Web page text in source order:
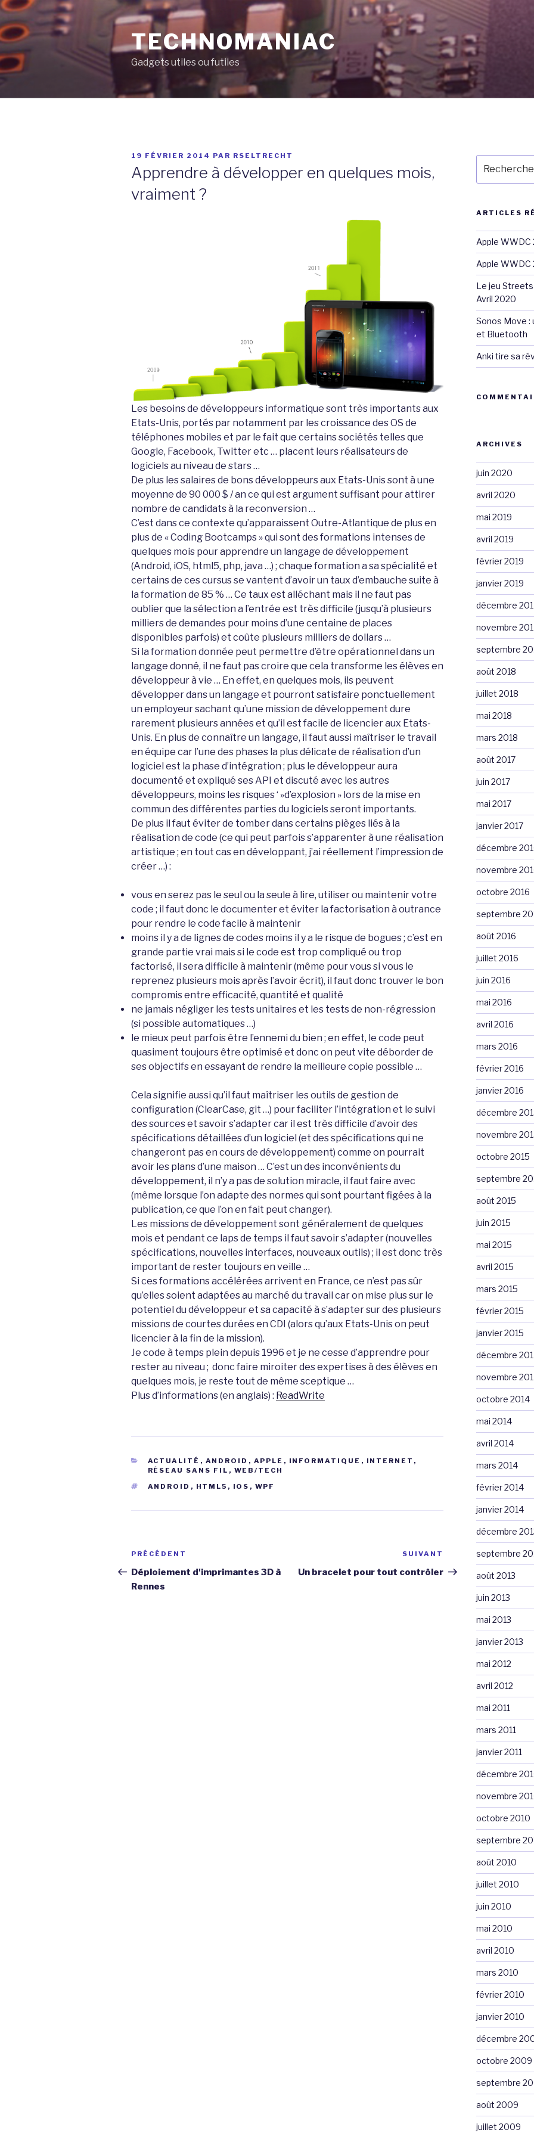
Aller
au
contenu
principal
TECHNOMANIAC
Gadgets utiles ou futiles
PUBLIÉ
19 FÉVRIER 2014 PAR RSELTRECHT
Apprendre à développer en quelques mois,
vraiment ?
Les besoins de développeurs informatique sont très importants aux
Etats-Unis, portés par notamment par les croissance des OS de
téléphones mobiles et par le fait que certains sociétés telles que
Google, Facebook, Twitter etc … placent leurs réalisateurs de
logiciels au niveau de stars …
De plus les salaires de bons développeurs aux Etats-Unis sont à une
moyenne de 90 000 $ / an ce qui est argument suffisant pour attirer
nombre de candidats à la reconversion …
C’est dans ce contexte qu’apparaissent Outre-Atlantique de plus en
plus de « Coding Bootcamps » qui sont des formations intenses de
quelques mois pour apprendre un langage de développement
(Android, iOS, html5, php, java …) ; chaque formation a sa spécialité et
certains de ces cursus se vantent d’avoir un taux d’embauche suite à
la formation de 85 % … Ce taux est alléchant mais il ne faut pas
oublier que la sélection a l’entrée est très difficile (jusqu’à plusieurs
milliers de demandes pour moins d’une centaine de places
disponibles parfois) et coûte plusieurs milliers de dollars …
Si la formation donnée peut permettre d’être opérationnel dans un
langage donné, il ne faut pas croire que cela transforme les élèves en
développeur à vie … En effet, en quelques mois, ils peuvent
développer dans un langage et pourront satisfaire ponctuellement
un employeur sachant qu’une mission de développement dure
rarement plusieurs années et qu’il est facile de licencier aux Etats-
Unis. En plus de connaître un langage, il faut aussi maîtriser le travail
en équipe car l’une des phases la plus délicate de réalisation d’un
logiciel est la phase d’intégration ; plus le développeur aura
documenté et expliqué ses API et discuté avec les autres
développeurs, moins les risques ‘ »d’explosion » lors de la mise en
commun des différentes parties du logiciels seront importants.
De plus il faut éviter de tomber dans certains pièges liés à la
réalisation de code (ce qui peut parfois s’apparenter à une réalisation
artistique ; en tout cas en développant, j’ai réellement l’impression de
créer …) :
vous en serez pas le seul ou la seule à lire, utiliser ou maintenir votre
code ; il faut donc le documenter et éviter la factorisation à outrance
pour rendre le code facile à maintenir
moins il y a de lignes de codes moins il y a le risque de bogues ; c’est en
grande partie vrai mais si le code est trop compliqué ou trop
factorisé, il sera difficile à maintenir (même pour vous si vous le
reprenez plusieurs mois après l’avoir écrit), il faut donc trouver le bon
compromis entre efficacité, quantité et qualité
ne jamais négliger les tests unitaires et les tests de non-régression
(si possible automatiques …)
le mieux peut parfois être l’ennemi du bien ; en effet, le code peut
quasiment toujours être optimisé et donc on peut vite déborder de
ses objectifs en essayant de rendre la meilleure copie possible …
Cela signifie aussi qu’il faut maîtriser les outils de gestion de
configuration (ClearCase, git …) pour faciliter l’intégration et le suivi
des sources et savoir s’adapter car il est très difficile d’avoir des
spécifications détaillées d’un logiciel (et des spécifications qui ne
changeront pas en cours de développement) comme on pourrait
avoir les plans d’une maison … C’est un des inconvénients du
développement, il n’y a pas de solution miracle, il faut faire avec
(même lorsque l’on adapte des normes qui sont pourtant figées à la
publication, ce que l’on en fait peut changer).
Les missions de développement sont généralement de quelques
mois et pendant ce laps de temps il faut savoir s’adapter (nouvelles
spécifications, nouvelles interfaces, nouveaux outils) ; il est donc très
important de rester toujours en veille …
Si ces formations accélérées arrivent en France, ce n’est pas sûr
qu’elles soient adaptées au marché du travail car on mise plus sur le
potentiel du développeur et sa capacité à s’adapter sur des plusieurs
missions de courtes durées en CDI (alors qu’aux Etats-Unis on peut
licencier à la fin de la mission).
Je code à temps plein depuis 1996 et je ne cesse d’apprendre pour
rester au niveau ; donc faire miroiter des expertises à des élèves en
quelques mois, je reste tout de même sceptique …
Plus d’informations (en anglais) : ReadWrite
CATÉGORIES
ACTUALITÉ , ANDROID , APPLE , INFORMATIQUE , INTERNET ,
RÉSEAU SANS FIL , WEB/TECH
ÉTIQUETTES
ANDROID , HTML5 , IOS , WPF
Navigation
de
l’article
Article
précédent
PRÉCÉDENT
Déploiement d'imprimantes 3D à
Rennes
Article
suivant
SUIVANT
Un bracelet pour tout contrôler
pour
:
ARTICLES
Apple WWDC
Apple WWDC
Le jeu
Avril 2020
Sonos Move :
et Bluetooth
Anki tire sa
ARCHIVES
juin 2020
avril 2020
mai 2019
avril 2019
février 2019
janvier 2019
décembre
novembre
septembre
août 2018
juillet 2018
mai 2018
mars 2018
août 2017
juin 2017
mai 2017
janvier 2017
décembre
novembre
octobre 2016
septembre
août 2016
juillet 2016
juin 2016
mai 2016
avril 2016
mars 2016
février 2016
janvier 2016
décembre
novembre
octobre 2015
septembre
août 2015
juin 2015
mai 2015
avril 2015
mars 2015
février 2015
janvier 2015
décembre
novembre
octobre 2014
mai 2014
avril 2014
mars 2014
février 2014
janvier 2014
décembre
septembre
août 2013
juin 2013
mai 2013
janvier 2013
mai 2012
avril 2012
mai 2011
mars 2011
janvier 2011
décembre
novembre
octobre 2010
septembre
août 2010
juillet 2010
juin 2010
mai 2010
avril 2010
mars 2010
février 2010
janvier 2010
décembre
octobre 2009
septembre
août 2009
juillet 2009